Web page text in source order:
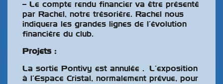
– Le compte rendu financier va être présenté
par Rachel, notre trésorière. Rachel nous
indiquera les grandes lignes de l’évolution
financière du club.
Projets :
La sortie Pontivy est annulée . L’exposition
à l’Espace Cristal, normalement prévue, pour